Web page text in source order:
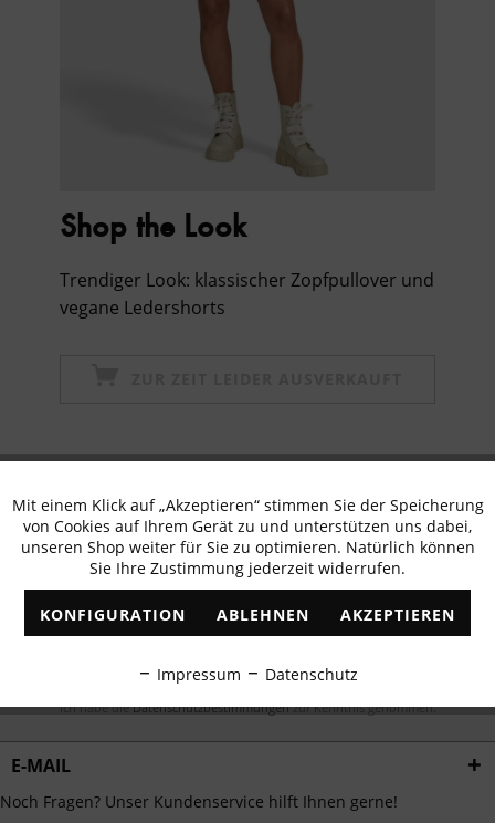
Shop the Look
Trendiger Look: klassischer Zopfpullover und
vegane Ledershorts
erhalten
✓ Exklusive Angebote ✓ Die aktuellsten Trends
ABONNIEREN
Ich habe dieDatenschutzbestimmungenzur Kenntnis genommen.
E-MAIL
Noch Fragen? Unser Kundenservice hilft Ihnen gerne!
Funktionale Aktiv
Marketing Inaktiv
Tracking Inaktiv
Personalisierung Inaktiv
Service
Mit einem Klick auf „Akzeptieren“ stimmen Sie der Speicherung
von Cookies auf Ihrem Gerät zu und unterstützen uns dabei,
unseren Shop weiter für Sie zu optimieren. Natürlich können
Sie Ihre Zustimmung jederzeit widerrufen.
KONFIGURATION ABLEHNEN AKZEPTIEREN
Impressum Datenschutz